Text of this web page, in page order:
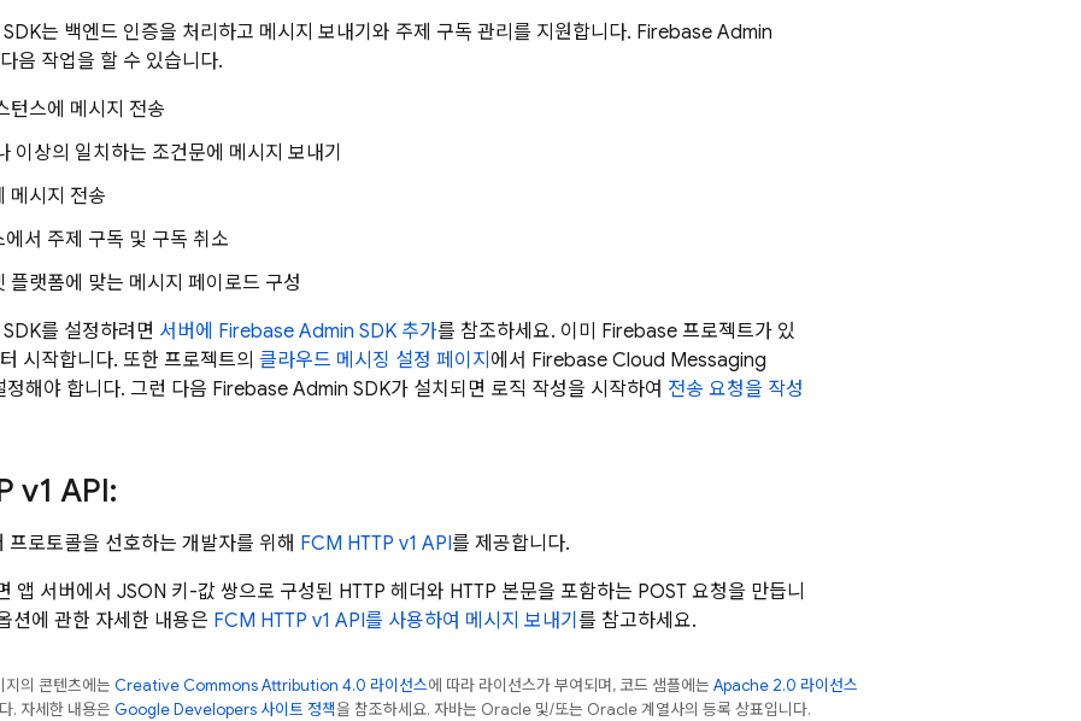
는 백엔드 인증을 처리하고 메시지 보내기와 주제 구독 관리를 지원합니다. Firebase Admin
음 작업을 할 수 있습니다.
턴스에 메시지 전송
이상의 일치하는 조건문에 메시지 보내기
메시지 전송
에서 주제 구독 및 구독 취소
플랫폼에 맞는 메시지 페이로드 구성
를 설정하려면 서버에 Firebase Admin SDK 추가를 참조하세요. 이미 Firebase 프로젝트가 있
시작합니다. 또한 프로젝트의 클라우드 메시징 설정 페이지 에서 Firebase Cloud Messaging
해야 합니다. 그런 다음 Firebase Admin SDK가 설치되면 로직 작성을 시작하여 전송 요청을 작성
v1 API:
프로토콜을 선호하는 개발자를 위해 FCM HTTP v1 API를 제공합니다.
앱 서버에서 JSON 키-값 쌍으로 구성된 HTTP 헤더와 HTTP 본문을 포함하는 POST 요청을 만듭니
션에 관한 자세한 내용은 FCM HTTP v1 API를 사용하여 메시지 보내기 를 참고하세요.
지의 콘텐츠에는 Creative Commons Attribution 4.0 라이선스에 따라 라이선스가 부여되며, 코드 샘플에는 Apache 2.0 라이선스
. 자세한 내용은 Google Developers 사이트 정책을 참조하세요. 자바는 Oracle 및/또는 Oracle 계열사의 등록 상표입니다.